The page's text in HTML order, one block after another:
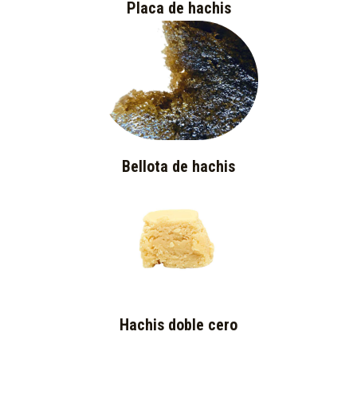
Placa de hachis
Bellota de hachis
Hachis doble cero